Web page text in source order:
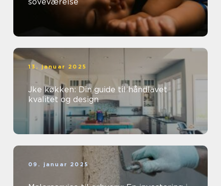
13. januar 2025
Jke køkken: Din guide til håndlavet
kvalitet og design
09. januar 2025